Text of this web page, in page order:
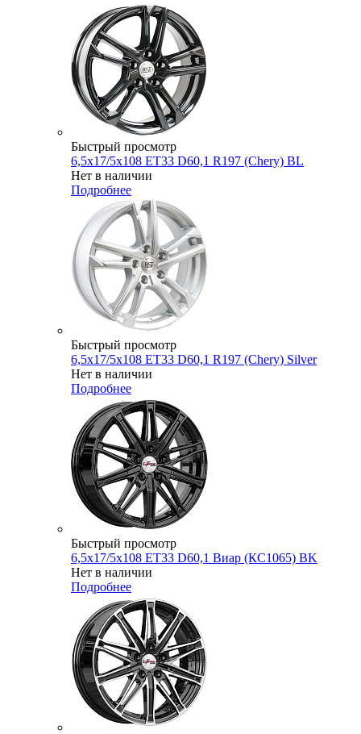
Быстрый просмотр
6,5x17/5x108 ET33 D60,1 R197 (Chery) BL
Нет в наличии
Подробнее
Быстрый просмотр
6,5x17/5x108 ET33 D60,1 R197 (Chery) Silver
Нет в наличии
Подробнее
Быстрый просмотр
6,5x17/5x108 ET33 D60,1 Виар (КС1065) BK
Нет в наличии
Подробнее